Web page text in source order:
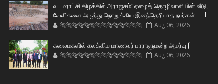
வடமராட்சி கிழக்கில் அராஜகம்: ஏழைத் தொழிலாளியின் வீடு,
வேலிகளை அடித்து நொறுக்கிய இனந்தெரியாத நபர்கள்.......!
🐅🐅🐅🐅🐅🐅🐆🐆🐆🐆🐆🐆🐆🐆 Aug 06, 2026
கலைமகளில் கலக்கிய மாணவர் பாராளுமன்ற அமர்வு (
🐅🐅🐅🐅🐅🐅🐆🐆🐆🐆🐆🐆🐆🐆 Aug 06, 2026